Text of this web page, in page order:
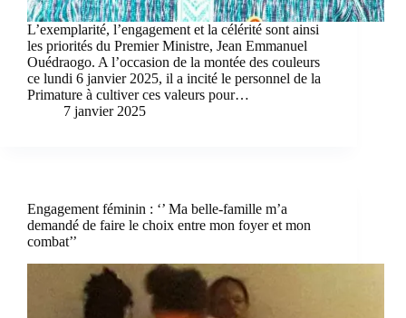
L’exemplarité, l’engagement et la célérité sont ainsi
les priorités du Premier Ministre, Jean Emmanuel
Ouédraogo. A l’occasion de la montée des couleurs
ce lundi 6 janvier 2025, il a incité le personnel de la
Primature à cultiver ces valeurs pour…
7 janvier 2025
Engagement féminin : ‘’ Ma belle-famille m’a
demandé de faire le choix entre mon foyer et mon
combat’’